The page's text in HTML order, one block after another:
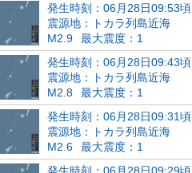
発生時刻：06月28日09:53頃
震源地：トカラ列島近海
M2.9
最大震度：1
発生時刻：06月28日09:43頃
震源地：トカラ列島近海
M2.8
最大震度：1
発生時刻：06月28日09:31頃
震源地：トカラ列島近海
M2.6
最大震度：1
発生時刻：06月28日09:29頃